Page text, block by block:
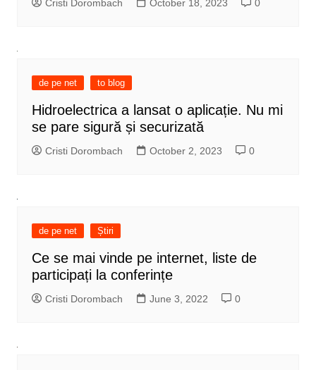
Cristi Dorombach October 18, 2023 0
de pe net to blog
Hidroelectrica a lansat o aplicație. Nu mi
se pare sigură și securizată
Cristi Dorombach October 2, 2023 0
de pe net Știri
Ce se mai vinde pe internet, liste de
participați la conferințe
Cristi Dorombach June 3, 2022 0